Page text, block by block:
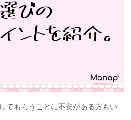
てもらうことに不安がある方もい